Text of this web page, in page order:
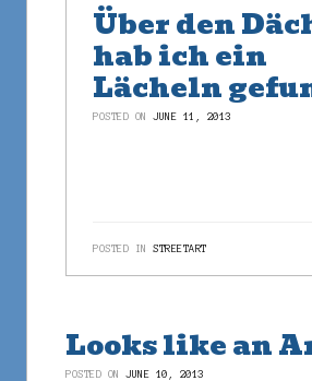
Über den
hab ich ein
Lächeln
POSTED ON JUNE 11, 2013
POSTED INSTREETART
Looks like an
POSTED ON JUNE 10, 2013